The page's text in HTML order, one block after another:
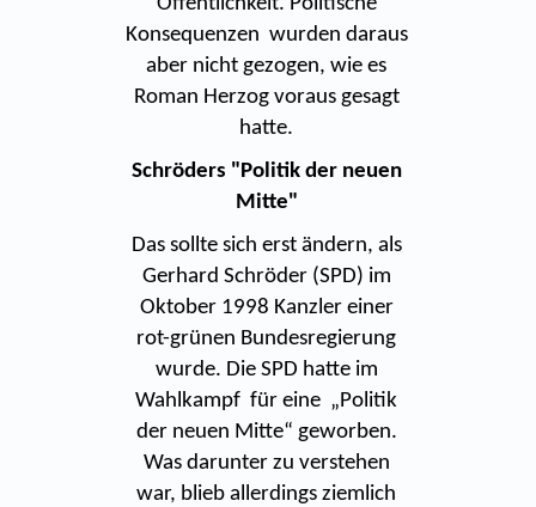
Konsequenzen wurden daraus
aber nicht gezogen, wie es
Roman Herzog voraus gesagt
hatte.
Schröders "Politik der neuen
Mitte"
Das sollte sich erst ändern, als
Gerhard Schröder (SPD) im
Oktober 1998 Kanzler einer
rot-grünen Bundesregierung
wurde. Die SPD hatte im
Wahlkampf für eine „Politik
der neuen Mitte“ geworben.
Was darunter zu verstehen
war, blieb allerdings ziemlich